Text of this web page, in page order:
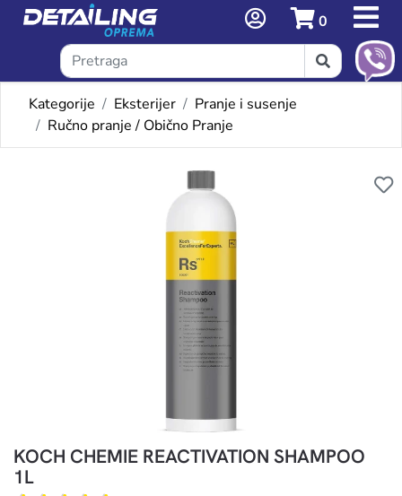
0
Kategorije Eksterijer
Pranje i susenje
Ručno pranje / Obično Pranje
KOCH CHEMIE REACTIVATION SHAMPOO
1L
KOCH CHEMIE